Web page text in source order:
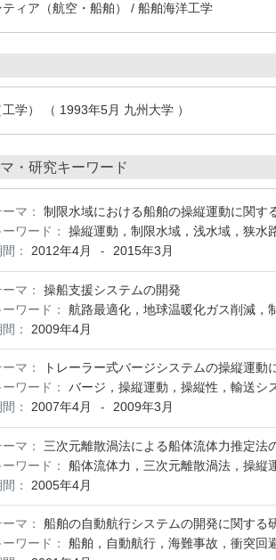
ティア（航空・船舶） / 船舶海洋工学
学） （ 1993年5月 九州大学 ）
・研究キーワード
マ：
制限水域における船舶の操縦運動に関す
ワード：
操縦運動，制限水域，浅水域，狭水
：
2012年4月 - 2015年3月
マ：
操船支援システムの開発
ワード：
航路最適化，地球温暖化ガス削減，
：
2009年4月
マ：
トレーラー式バージシステムの操縦運動
ワード：
バージ，操縦運動，操縦性，輸送シ
：
2007年4月 - 2009年3月
マ：
三次元離散渦法による船体流体力推定法
ワード：
船体流体力，三次元離散渦法，操縦
：
2005年4月
マ：
船舶の自動航行システムの開発に関する
ワード：
船舶，自動航行，海難事故，衝突回